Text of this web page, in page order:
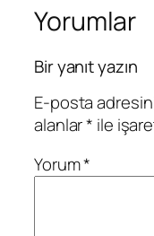
Yorumlar
Bir yanıt yazın
E-posta
alanlar* ile
Yorum*